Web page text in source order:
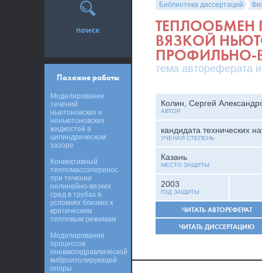
Библиотека диссертаций
ТЕПЛООБМЕН
ВЯЗКОЙ
ПРОФИЛЬНО-
тема автореферата
Колин, Сергей
АВТОР
кандидата технических
УЧЕНАЯ СТЕПЕНЬ
Казань
МЕСТО ЗАЩИТЫ
2003
ГОД ЗАЩИТЫ
ЧИТАТЬ АВТОРЕФЕРАТ
ЧИТАТЬ ДИССЕРТАЦИЮ
поиск
Похожие работы
Моделирование
течений
ньютоновских и
неньютоновских
жидкостей в
цилиндрическом
зазоре
Конвективный
тепломассоперенос
при течении
нелинейно-вязких
сред в трубах в
условиях близких к
критическим
тепловым режимам
Моделирование
процессов
пневмогидравлической
виброизолирующей
опоры